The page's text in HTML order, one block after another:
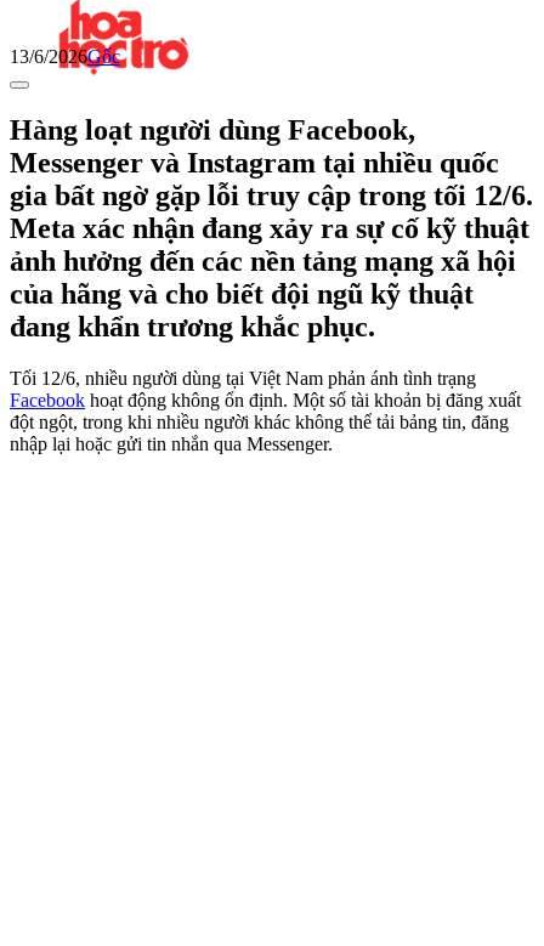
13/6/2026Gốc
Hàng loạt người dùng Facebook,
Messenger và Instagram tại nhiều quốc
gia bất ngờ gặp lỗi truy cập trong tối 12/6.
Meta xác nhận đang xảy ra sự cố kỹ thuật
ảnh hưởng đến các nền tảng mạng xã hội
của hãng và cho biết đội ngũ kỹ thuật
đang khẩn trương khắc phục.
Tối 12/6, nhiều người dùng tại Việt Nam phản ánh tình trạng
Facebook hoạt động không ổn định. Một số tài khoản bị đăng xuất
đột ngột, trong khi nhiều người khác không thể tải bảng tin, đăng
nhập lại hoặc gửi tin nhắn qua Messenger.